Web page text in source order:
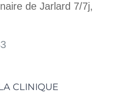
de Jarlard 7/7j,
CLINIQUE